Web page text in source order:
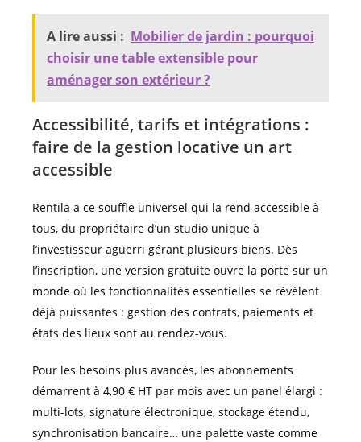
A lire aussi : Mobilier de jardin : pourquoi
choisir une table extensible pour
aménager son extérieur ?
Accessibilité, tarifs et intégrations :
faire de la gestion locative un art
accessible
Rentila a ce souffle universel qui la rend accessible à
tous, du propriétaire d’un studio unique à
l’investisseur aguerri gérant plusieurs biens. Dès
l’inscription, une version gratuite ouvre la porte sur un
monde où les fonctionnalités essentielles se révèlent
déjà puissantes : gestion des contrats, paiements et
états des lieux sont au rendez-vous.
Pour les besoins plus avancés, les abonnements
démarrent à 4,90 € HT par mois avec un panel élargi :
multi-lots, signature électronique, stockage étendu,
synchronisation bancaire… une palette vaste comme